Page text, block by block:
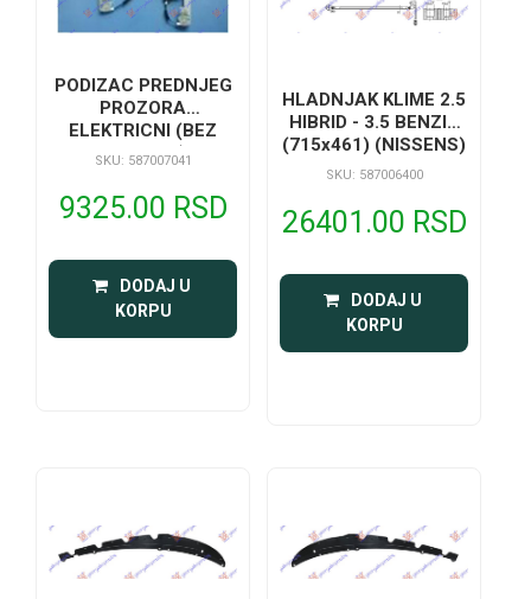
PODIZAC PREDNJEG
PROZORA
ELEKTRICNI (BEZ
MOTORA)
SKU: 587007041
9325.00 RSD
DODAJ U
KORPU
HLADNJAK KLIME 2.5
HIBRID - 3.5 BENZIN
(715x461) (NISSENS)
SKU: 587006400
26401.00 RSD
DODAJ U
KORPU